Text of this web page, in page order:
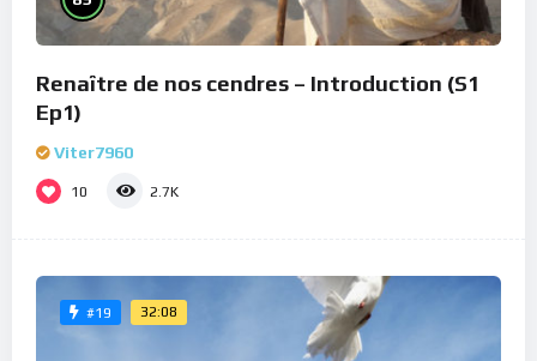
Renaître de nos cendres – Introduction (S1
Ep1)
Viter7960
10 2.7K
#19 32:08